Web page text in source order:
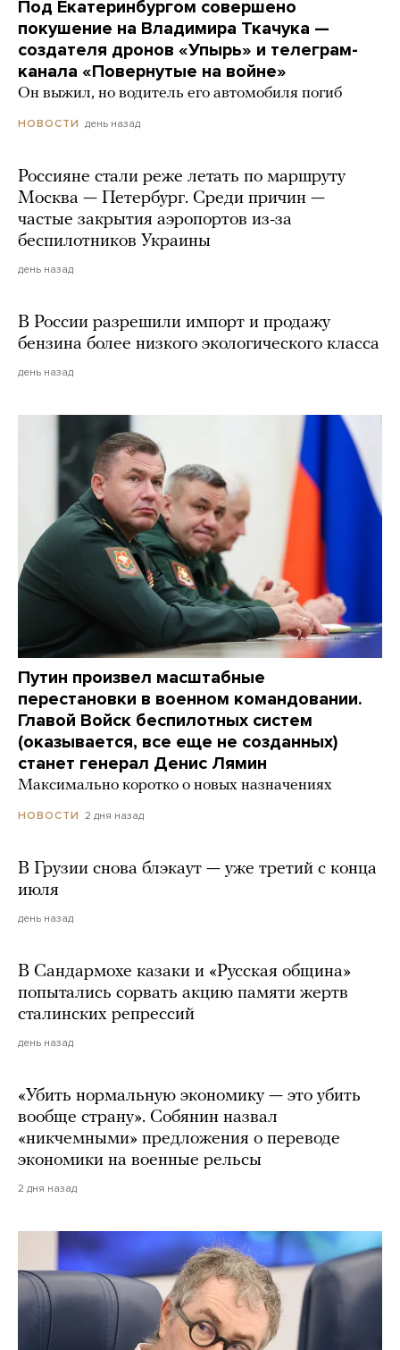
Под Екатеринбургом совершено
покушение на Владимира Ткачука —
создателя дронов «Упырь» и телеграм-
канала «Повернутые на войне»
Он выжил, но водитель его автомобиля погиб
НОВОСТИ день назад
Россияне стали реже летать по маршруту
Москва — Петербург. Среди причин —
частые закрытия аэропортов из-за
беспилотников Украины
день назад
В России разрешили импорт и продажу
бензина более низкого экологического класса
день назад
Путин произвел масштабные
перестановки в военном командовании.
Главой Войск беспилотных систем
(оказывается, все еще не созданных)
станет генерал Денис Лямин
Максимально коротко о новых назначениях
НОВОСТИ 2 дня назад
В Грузии снова блэкаут — уже третий с конца
июля
день назад
В Сандармохе казаки и «Русская община»
попытались сорвать акцию памяти жертв
сталинских репрессий
день назад
«Убить нормальную экономику — это убить
вообще страну». Собянин назвал
«никчемными» предложения о переводе
экономики на военные рельсы
2 дня назад